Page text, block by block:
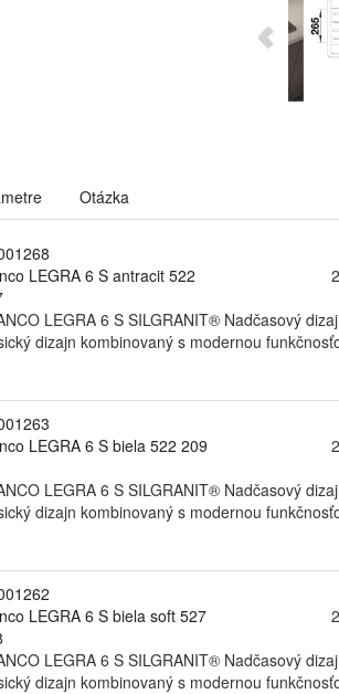
Otázka
LEGRA 6 S antracit 522
LEGRA 6 S SILGRANIT® Nadčasový
dizajn kombinovaný s modernou
LEGRA 6 S biela 522 209
LEGRA 6 S SILGRANIT® Nadčasový
dizajn kombinovaný s modernou
LEGRA 6 S biela soft 527
LEGRA 6 S SILGRANIT® Nadčasový
dizajn kombinovaný s modernou